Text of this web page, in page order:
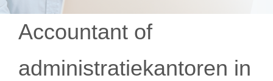
Accountant of
administratiekantoren in